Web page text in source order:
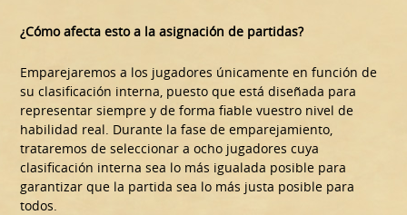
¿Cómo afecta esto a la asignación de partidas?
Emparejaremos a los jugadores únicamente en función de
su clasificación interna, puesto que está diseñada para
representar siempre y de forma fiable vuestro nivel de
habilidad real. Durante la fase de emparejamiento,
trataremos de seleccionar a ocho jugadores cuya
clasificación interna sea lo más igualada posible para
garantizar que la partida sea lo más justa posible para
todos.